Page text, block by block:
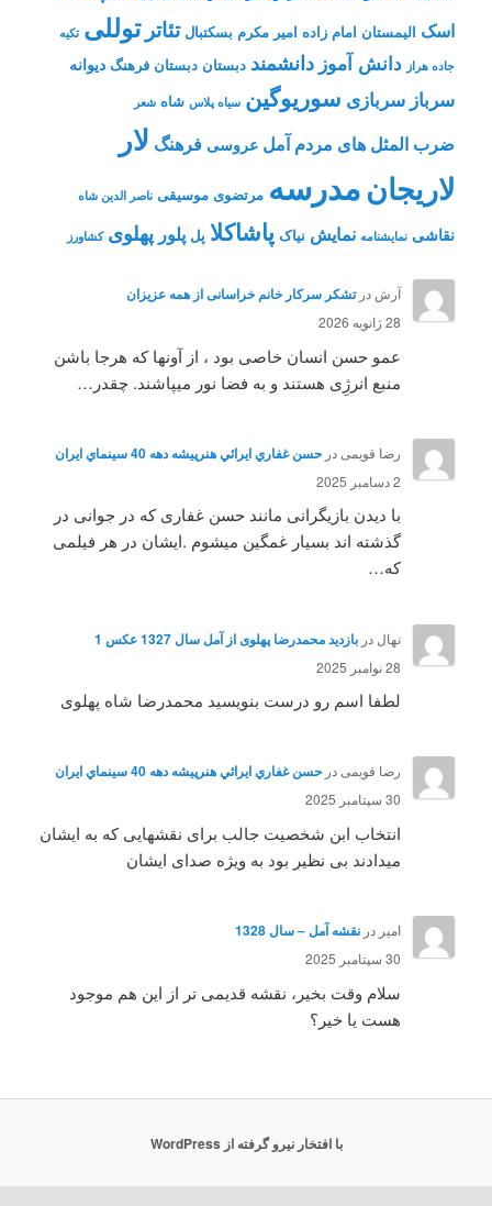
اسک الیمستان امام زاده امیر مکرم بسکتبال تئاتر توللی تکیه
جاده هراز دانش آموز دانشمند دبستان دبستان فرهنگ دیوانه
سرباز سربازی سوریوگین سیاه پلاس شاه شعر
ضرب المثل های مردم آمل عروسی فرهنگ لار
لاریجانمدرسه مرتضوی موسیقی ناصر الدین شاه
نقاشی نمايشنامه نمایش نیاک پاشاکلا پل پلور پهلوی کشاورز
آرش درتشکر سرکار خانم خراسانی از همه عزیزان
28 ژانویه 2026
عمو حسن انسان خاصی بود ، از آونها که هرجا باشن
منبع انرژِی هستند و به فضا نور میپاشند. چقدر…
رضا قویمی در حسن غفاري ايرائي هنرپيشه دهه 40 سينماي ايران
2 دسامبر 2025
با دیدن بازیگرانی مانند حسن غفاری که در جوانی در
گذشته اند بسیار غمگین میشوم .ایشان در هر فیلمی
که…
نهال در بازدید محمدرضا پهلوی از آمل سال 1327 عکس 1
28 نوامبر 2025
لطفا اسم رو درست بنویسید محمدرضا شاه پهلوی
رضا قویمیدر حسن غفاري ايرائي هنرپيشه دهه 40 سينماي ايران
30 سپتامبر 2025
انتخاب ابن شخصیت جالب برای نقشهایی که به ایشان
میدادند بی نظیر بود به ویژه صدای ایشان
امیر در نقشه آمل – سال 1328
30 سپتامبر 2025
سلام وقت بخیر، نقشه قدیمی تر از این هم موجود
هست یا خیر؟
با افتخار نیرو گرفته از WordPress